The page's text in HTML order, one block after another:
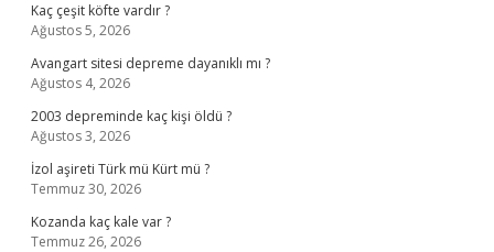
Kaç çeşit köfte vardır ?
Ağustos 5, 2026
Avangart sitesi depreme dayanıklı mı ?
Ağustos 4, 2026
2003 depreminde kaç kişi öldü ?
Ağustos 3, 2026
İzol aşireti Türk mü Kürt mü ?
Temmuz 30, 2026
Kozanda kaç kale var ?
Temmuz 26, 2026